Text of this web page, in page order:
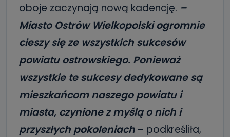
oboje zaczynają nową kadencję. –
Miasto Ostrów Wielkopolski ogromnie
cieszy się ze wszystkich sukcesów
powiatu ostrowskiego. Ponieważ
wszystkie te sukcesy dedykowane są
mieszkańcom naszego powiatu i
miasta, czynione z myślą o nich i
przyszłych pokoleniach – podkreśliła,